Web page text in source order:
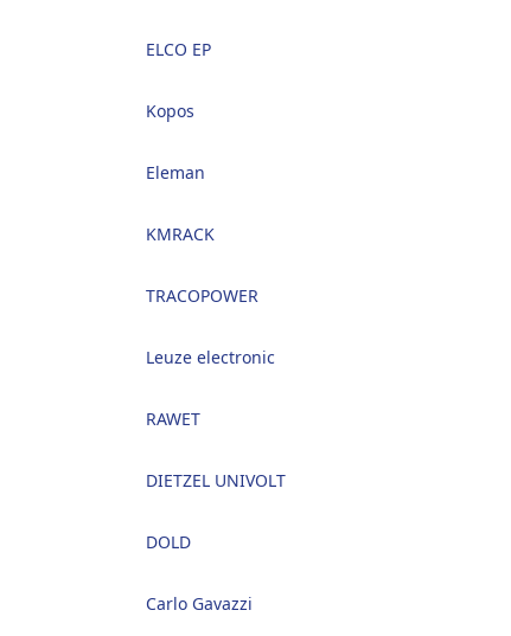
ELCO EP
Kopos
Eleman
KMRACK
TRACOPOWER
Leuze electronic
RAWET
DIETZEL UNIVOLT
DOLD
Carlo Gavazzi